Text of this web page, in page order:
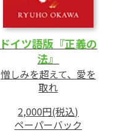
ドイツ語版『正義の
法』
憎しみを超えて、愛を
取れ
2,000円(税込)
ペーパーバック